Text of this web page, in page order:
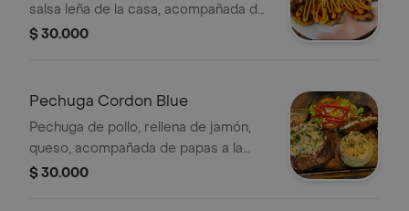
salsa leña de la casa, acompañada de
papas a la francesa, ensalada de
$ 30.000
Pechuga Cordon Blue
Pechuga de pollo, rellena de jamón,
queso, acompañada de papas a la
francesa, ensalada de tomate, cebolla
$ 30.000